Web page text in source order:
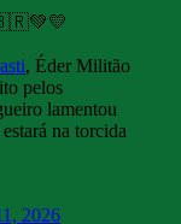
, Éder Militão
pelos
lamentou
na torcida
2026